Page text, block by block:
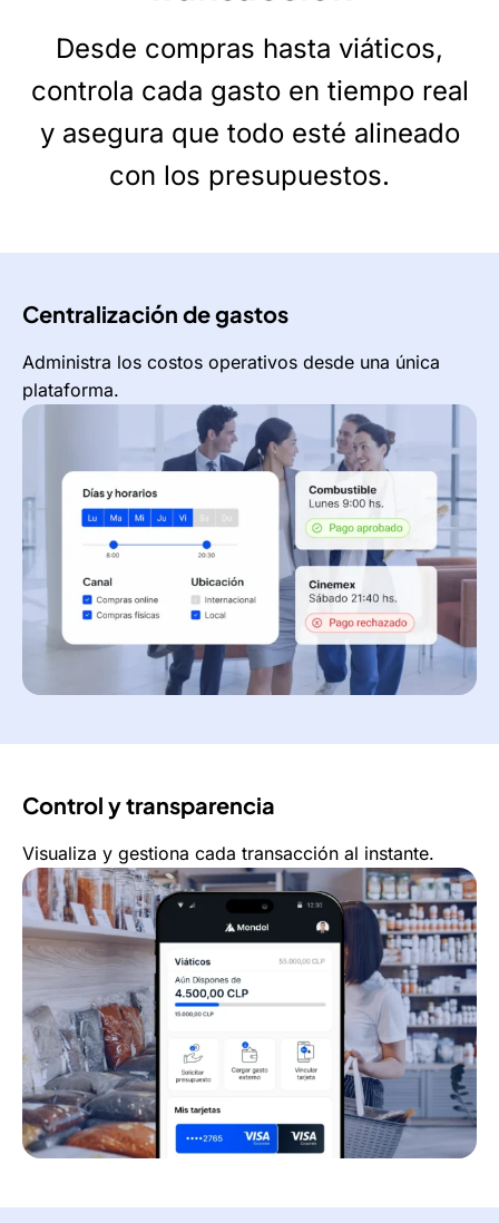
Desde compras hasta viáticos,
controla cada gasto en tiempo real
y asegura que todo esté alineado
con los presupuestos.
Centralización de gastos
Administra los costos operativos desde una única
plataforma.
Control y transparencia
Visualiza y gestiona cada transacción al instante.